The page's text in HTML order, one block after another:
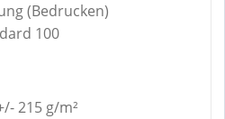
(Bedrucken)
100
215 g/m²